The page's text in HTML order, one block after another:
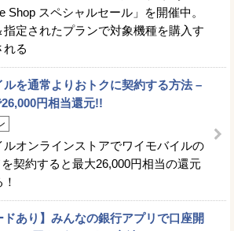
Shop スペシャルセール」を開催中。
指定されたプランで対象機種を購入す
れる
ルを通常よりおトクに契約する方法 –
円相当還元!!
ルオンラインストアでワイモバイルの
契約すると最大26,000円相当の還元
ドあり】みんなの銀行アプリで口座開